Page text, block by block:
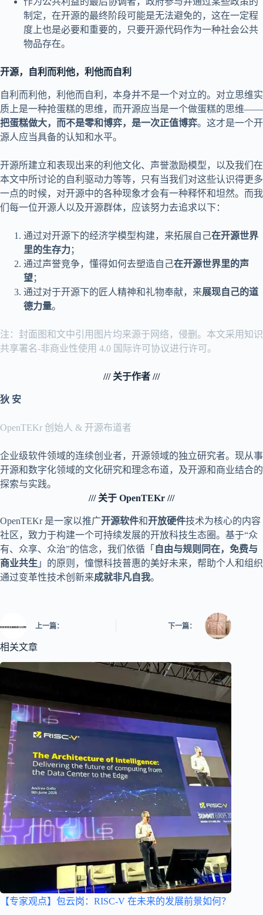
制定，在开源的最终阶段可能是无法避免的，这在一定程
度上也是必要和重要的，只要开源代码作为一种社会公共
物品存在。
开源，自利而利他，利他而自利
自利而利他，利他而自利，本身并不是一个对立的。对立思维实
质上是一种抢蛋糕的思维，而开源应当是一个做蛋糕的思维——
把蛋糕做大，而不是零和博弈，是一次正值博弈。这才是一个开
源人应当具备的认知和水平。
开源所建立和表现出来的利他文化、声誉激励模型，以及我们在
本文中所讨论的自利驱动力等等，只有当我们对这些认识得更多
一点的时候，对开源中的各种现象才会有一种释怀和坦然。而我
们每一位开源人以及开源群体，应该努力去追求以下：
通过对开源下的经济学模型构建，来拓展自己在开源世界
里的生存力；
通过声誉竞争，懂得如何去塑造自己在开源世界里的声
望；
通过对于开源下的匠人精神和礼物奉献，来展现自己的道
德力量。
注：封面图和文中引用图片均来源于网络，侵删。本文采用知识
共享署名-非商业性使用 4.0 国际许可协议进行许可。
/// 关于作者 ///
狄 安
OpenTEKr 创始人 & 开源布道者
企业级软件领域的连续创业者，开源领域的独立研究者。现从事
开源和数字化领域的文化研究和理念布道，及开源和商业结合的
探索与实践。
/// 关于 OpenTEKr ///
OpenTEKr 是一家以推广开源软件和开放硬件技术为核心的内容
社区，致力于构建一个可持续发展的开放科技生态圈。基于“众
有、众享、众治”的信念，我们依循「 自由与规则同在，免费与
商业共生 」的原则，憧憬科技普惠的美好未来，帮助个人和组织
通过变革性技术创新来成就非凡自我。
上一篇： 下一篇：
相关文章
【专家观点】包云岗：RISC-V 在未来的发展前景如何？